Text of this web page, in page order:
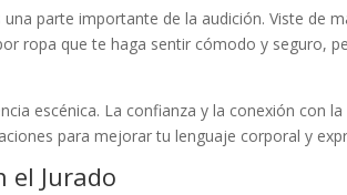
parte importante de la audición. Viste de
ropa que te haga sentir cómodo y seguro,
escénica. La confianza y la conexión con
para mejorar tu lenguaje corporal y
el Jurado